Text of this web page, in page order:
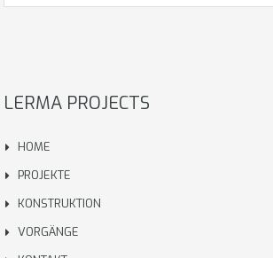
LERMA PROJECTS
HOME
PROJEKTE
KONSTRUKTION
VORGÄNGE